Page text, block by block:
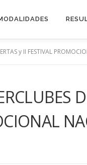
y II FESTIVAL